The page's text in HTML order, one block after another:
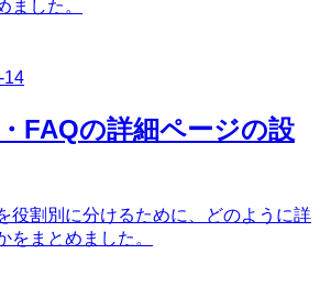
ました。
14
FAQの詳細ページの設
役割別に分けるために、どのように詳
をまとめました。